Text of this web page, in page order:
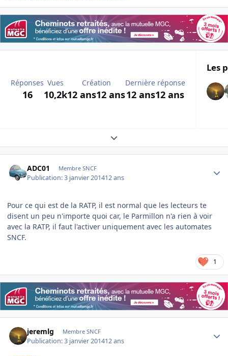
Réponses
16
Vues
10,2k
Création
12 ans12 ans
Dernière réponse
12 ans12 ans
Les
Expand topic overview
ADC01 Membre SNCF
Publication:3 janvier 201412 ans
Pour ce qui est de la RATP, il est normal que les lecteurs te
disent un peu n'importe quoi car, le Parmillon n'a rien à voir
avec la RATP, il faut l'activer uniquement avec les automates
SNCF.
1
jeremlg Membre SNCF
Publication:3 janvier 201412 ans